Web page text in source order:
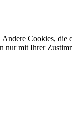
Cookies,
nur mit Ihrer